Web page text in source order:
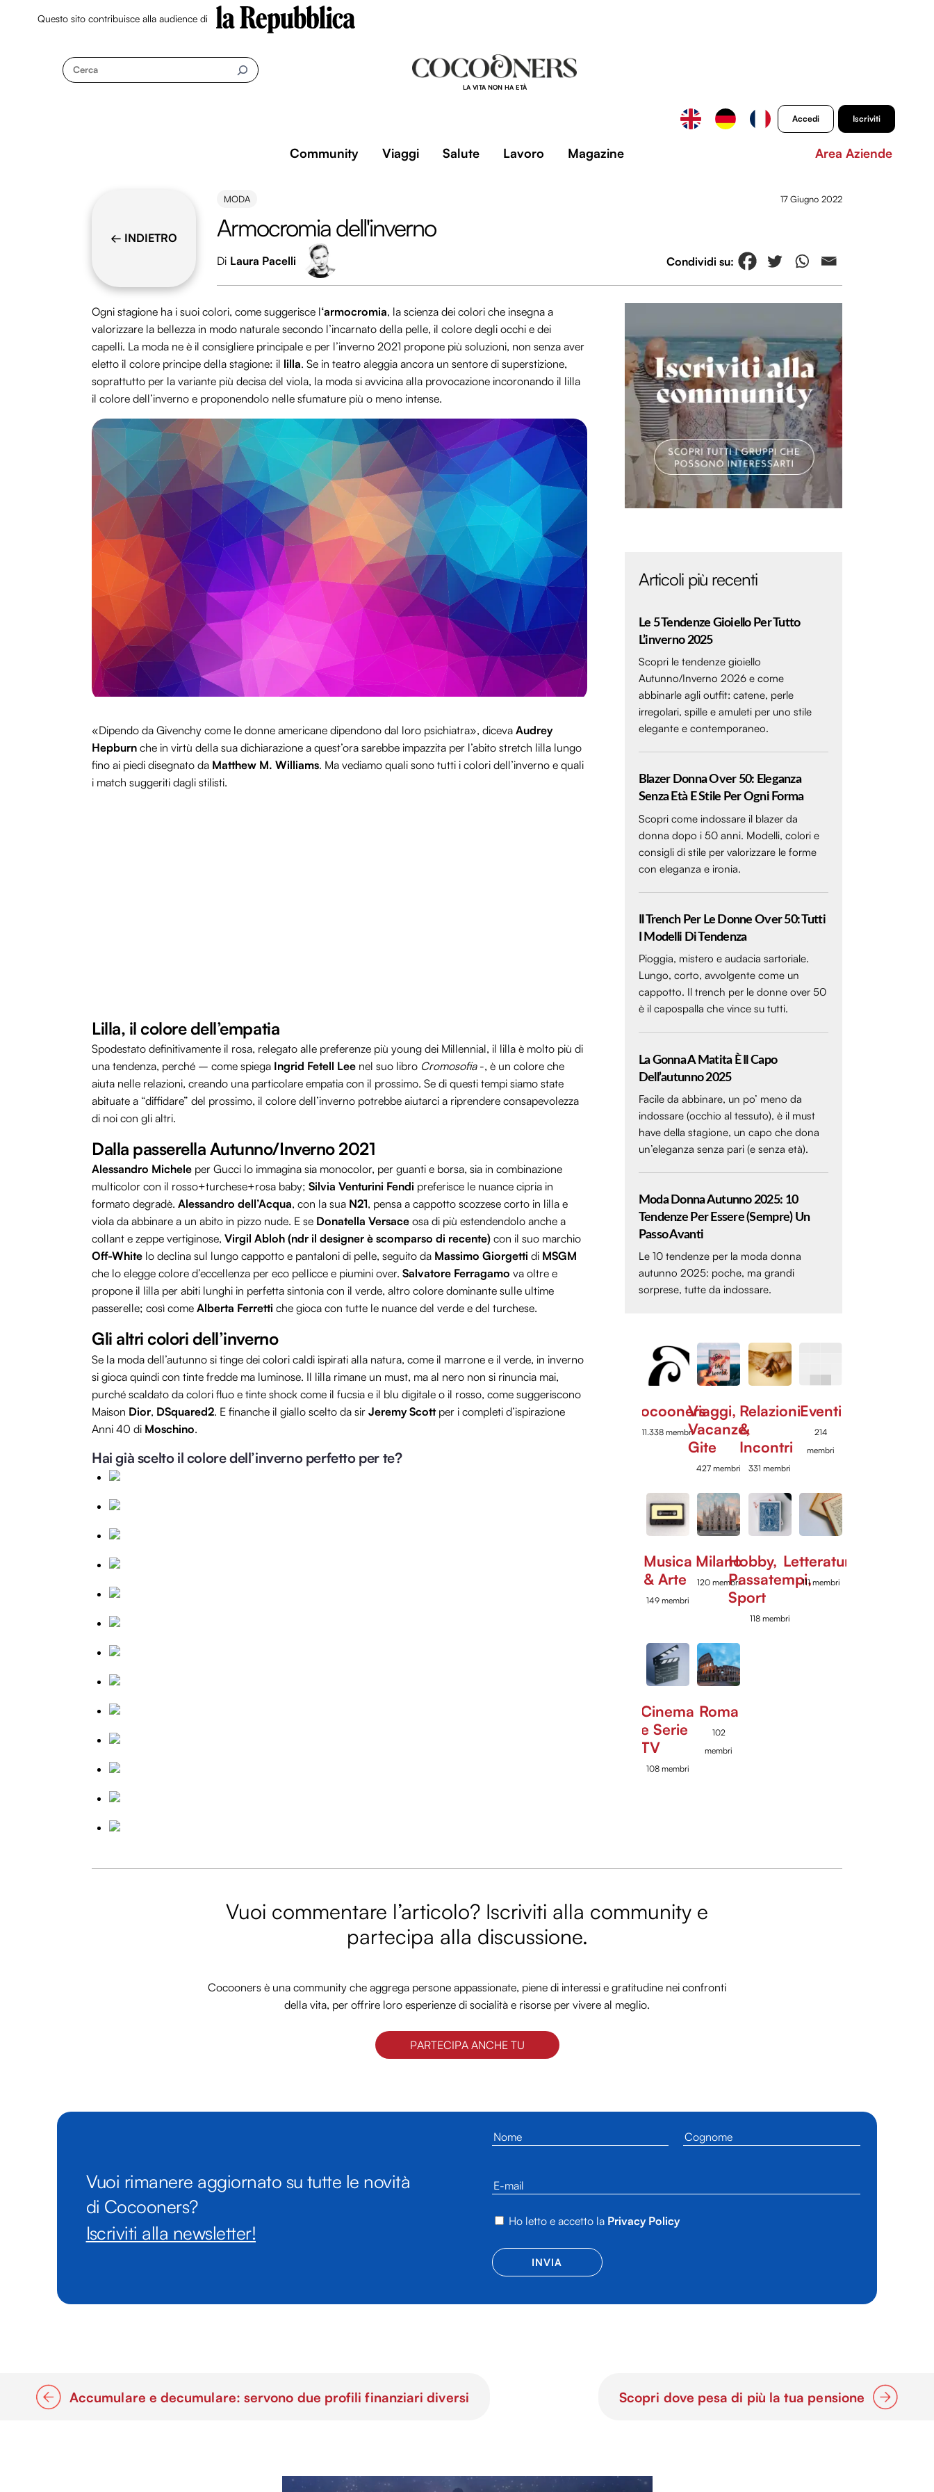
Questo sito contribuisce alla audience di
Cerca
LA VITA NON HA ETÀ
Accedi Iscriviti
Community Viaggi Salute Lavoro Magazine Area Aziende
← INDIETRO
MODA 17 Giugno 2022
Armocromia dell'inverno
Di Laura Pacelli
Ogni stagione ha i suoi colori, come suggerisce l‘armocromia, la scienza dei colori che insegna a
valorizzare la bellezza in modo naturale secondo l’incarnato della pelle, il colore degli occhi e dei
capelli. La moda ne è il consigliere principale e per l’inverno 2021 propone più soluzioni, non senza aver
eletto il colore principe della stagione: il lilla. Se in teatro aleggia ancora un sentore di superstizione,
soprattutto per la variante più decisa del viola, la moda si avvicina alla provocazione incoronando il lilla
il colore dell’inverno e proponendolo nelle sfumature più o meno intense.
«Dipendo da Givenchy come le donne americane dipendono dal loro psichiatra», diceva Audrey
Hepburn che in virtù della sua dichiarazione a quest’ora sarebbe impazzita per l’abito stretch lilla lungo
fino ai piedi disegnato da Matthew M. Williams. Ma vediamo quali sono tutti i colori dell’inverno e quali
i match suggeriti dagli stilisti.
Lilla, il colore dell’empatia
Spodestato definitivamente il rosa, relegato alle preferenze più young dei Millennial, il lilla è molto più di
una tendenza, perché – come spiega Ingrid Fetell Lee nel suo libro Cromosofia-, è un colore che
aiuta nelle relazioni, creando una particolare empatia con il prossimo. Se di questi tempi siamo state
abituate a “diffidare” del prossimo, il colore dell’inverno potrebbe aiutarci a riprendere consapevolezza
di noi con gli altri.
Dalla passerella Autunno/Inverno 2021
Alessandro Michele per Gucci lo immagina sia monocolor, per guanti e borsa, sia in combinazione
multicolor con il rosso+turchese+rosa baby; Silvia Venturini Fendi preferisce le nuance cipria in
formato degradè. Alessandro dell’Acqua, con la sua N21, pensa a cappotto scozzese corto in lilla e
viola da abbinare a un abito in pizzo nude. E se Donatella Versace osa di più estendendolo anche a
collant e zeppe vertiginose, Virgil Abloh (ndr il designer è scomparso di recente) con il suo marchio
Off-White lo declina sul lungo cappotto e pantaloni di pelle, seguito da Massimo Giorgetti di MSGM
che lo elegge colore d’eccellenza per eco pellicce e piumini over. Salvatore Ferragamo va oltre e
propone il lilla per abiti lunghi in perfetta sintonia con il verde, altro colore dominante sulle ultime
passerelle; così come Alberta Ferretti che gioca con tutte le nuance del verde e del turchese.
Gli altri colori dell’inverno
Se la moda dell’autunno si tinge dei colori caldi ispirati alla natura, come il marrone e il verde, in inverno
si gioca quindi con tinte fredde ma luminose. Il lilla rimane un must, ma al nero non si rinuncia mai,
purché scaldato da colori fluo e tinte shock come il fucsia e il blu digitale o il rosso, come suggeriscono
Maison Dior, DSquared2. E finanche il giallo scelto da sir Jeremy Scottper i completi d’ispirazione
Anni 40 di Moschino.
Hai già scelto il colore dell’inverno perfetto per te?
Articoli più recenti
Le 5 Tendenze Gioiello Per Tutto
L’inverno 2025
Scopri le tendenze gioiello
Autunno/Inverno 2026 e come
abbinarle agli outfit: catene, perle
irregolari, spille e amuleti per uno stile
elegante e contemporaneo.
Blazer Donna Over 50: Eleganza
Senza Età E Stile Per Ogni Forma
Scopri come indossare il blazer da
donna dopo i 50 anni. Modelli, colori e
consigli di stile per valorizzare le forme
con eleganza e ironia.
Il Trench Per Le Donne Over 50: Tutti
I Modelli Di Tendenza
Pioggia, mistero e audacia sartoriale.
Lungo, corto, avvolgente come un
cappotto. Il trench per le donne over 50
è il capospalla che vince su tutti.
La Gonna A Matita È Il Capo
Dell’autunno 2025
Facile da abbinare, un po’ meno da
indossare (occhio al tessuto), è il must
have della stagione, un capo che dona
un’eleganza senza pari (e senza età).
Moda Donna Autunno 2025: 10
Tendenze Per Essere (sempre) Un
Passo Avanti
Le 10 tendenze per la moda donna
autunno 2025: poche, ma grandi
sorprese, tutte da indossare.
Cocooners
11.338 membri
Viaggi,
Vacanze,
Gite
427 membri
Relazioni
&
Incontri
331 membri
Eventi
214
membri
Musica
& Arte
149 membri
Milano
120 membri
Hobby,
Passatempi,
Sport
118 membri
Letteratura
111 membri
Cinema
e Serie
TV
108 membri
Roma
102
membri
Vuoi commentare l’articolo? Iscriviti alla community e
partecipa alla discussione.
Cocooners è una community che aggrega persone appassionate, piene di interessi e gratitudine nei confronti
della vita, per offrire loro esperienze di socialità e risorse per vivere al meglio.
PARTECIPA ANCHE TU
Vuoi rimanere aggiornato su tutte le novità
di Cocooners?
Iscriviti alla newsletter!
Ho letto e accetto la Privacy Policy
Accumulare e decumulare: servono due profili finanziari diversi Scopri dove pesa di più la tua pensione